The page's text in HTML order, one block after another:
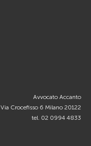
Avvocato Accanto
Via Crocefisso 6 Milano 20122
tel. 02 0994 4833